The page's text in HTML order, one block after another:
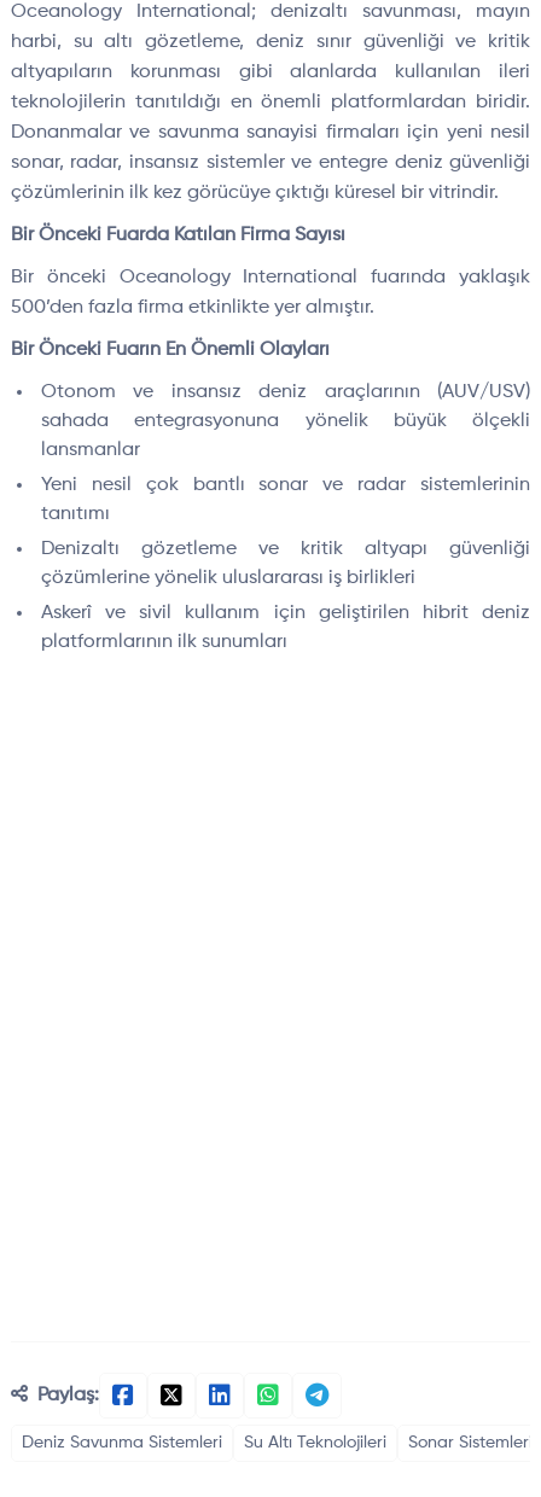
Oceanology International; denizaltı savunması, mayın
harbi, su altı gözetleme, deniz sınır güvenliği ve kritik
altyapıların korunması gibi alanlarda kullanılan ileri
teknolojilerin tanıtıldığı en önemli platformlardan biridir.
Donanmalar ve savunma sanayisi firmaları için yeni nesil
sonar, radar, insansız sistemler ve entegre deniz güvenliği
çözümlerinin ilk kez görücüye çıktığı küresel bir vitrindir.
Bir Önceki Fuarda Katılan Firma Sayısı
Bir önceki Oceanology International fuarında yaklaşık
500’den fazla firma etkinlikte yer almıştır.
Bir Önceki Fuarın En Önemli Olayları
Otonom ve insansız deniz araçlarının (AUV/USV)
sahada entegrasyonuna yönelik büyük ölçekli
lansmanlar
Yeni nesil çok bantlı sonar ve radar sistemlerinin
tanıtımı
Denizaltı gözetleme ve kritik altyapı güvenliği
çözümlerine yönelik uluslararası iş birlikleri
Askerî ve sivil kullanım için geliştirilen hibrit deniz
platformlarının ilk sunumları
Paylaş:
Deniz Savunma Sistemleri Su Altı Teknolojileri Sonar Sistemleri